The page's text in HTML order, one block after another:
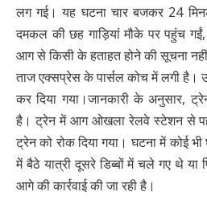
लग गई। यह घटना चार बजकर 24
दमकल की छह गाड़ियां मौके पर पहुंच
आग से किसी के हताहत होने की सूचना
ताज एक्सप्रेस के पार्सल कोच में लगी
कर दिया गया।जानकारी के अनुसार,
है। ट्रेन में आग ओखला रेलवे स्टेशन से
ट्रेन को रोक दिया गया। घटना में कोई
में बैठे यात्री दूसरे डिब्बों में चले गए थे
आगे की कार्रवाई की जा रही है।